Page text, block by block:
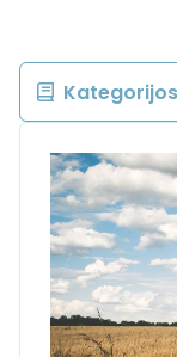
Kategorijos